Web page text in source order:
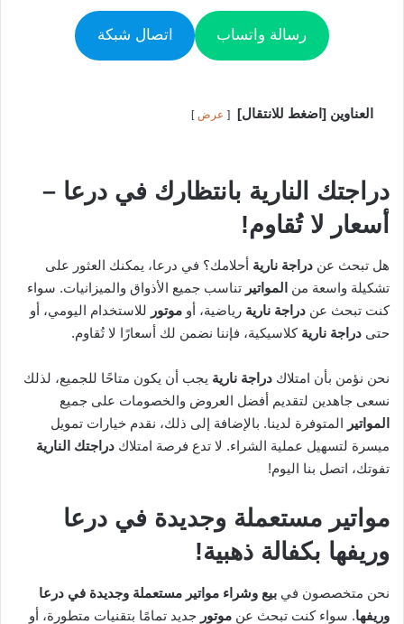
رسالة واتساب اتصال شبكة
العناوين [اضغط للانتقال] عرض
دراجتك النارية بانتظارك في درعا –
أسعار لا تُقاوم!
هل تبحث عن دراجة نارية أحلامك؟ في درعا، يمكنك العثور على
تشكيلة واسعة من المواتير تناسب جميع الأذواق والميزانيات. سواء
كنت تبحث عن دراجة نارية رياضية، أو موتور للاستخدام اليومي، أو
حتى دراجة نارية كلاسيكية، فإننا نضمن لك أسعارًا لا تُقاوم.
نحن نؤمن بأن امتلاك دراجة نارية يجب أن يكون متاحًا للجميع، لذلك
نسعى جاهدين لتقديم أفضل العروض والخصومات على جميع
المواتير المتوفرة لدينا. بالإضافة إلى ذلك، نقدم خيارات تمويل
ميسرة لتسهيل عملية الشراء. لا تدع فرصة امتلاك دراجتك النارية
تفوتك، اتصل بنا اليوم!
مواتير مستعملة وجديدة في درعا
وريفها بكفالة ذهبية!
نحن متخصصون في بيع وشراء مواتير مستعملة وجديدة في درعا
وريفها. سواء كنت تبحث عن موتور جديد تمامًا بتقنيات متطورة، أو